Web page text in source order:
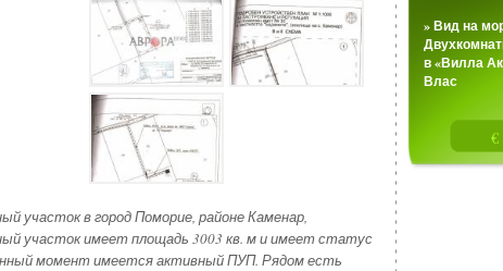
участок в город Поморие, районе Каменар,
участок имеет площадь 3003 кв. м и имеет статус
момент имеется активный ПУП. Рядом есть
» Вид на
в «Вилла
Влас
«Аврора
€